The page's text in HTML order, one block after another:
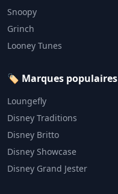
Snoopy
Grinch
Looney Tunes
🏷️ Marques populaires
Loungefly
Disney Traditions
Disney Britto
Disney Showcase
Disney Grand Jester